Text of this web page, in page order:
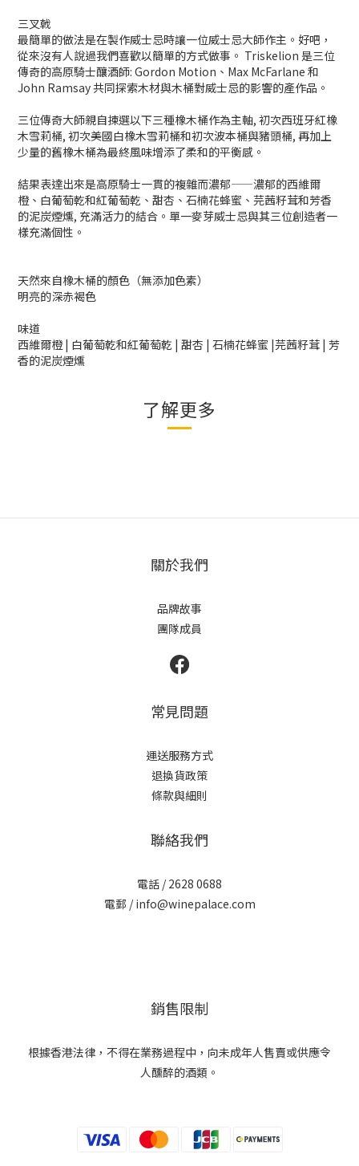
三叉戟
最簡單的做法是在製作威士忌時讓一位威士忌大師作主。好吧，
從來沒有人說過我們喜歡以簡單的方式做事。 Triskelion 是三位
傳奇的高原騎士釀酒師: Gordon Motion、Max McFarlane 和
John Ramsay 共同探索木材與木桶對威士忌的影響的產作品。
三位傳奇大師親自揀選以下三種橡木桶作為主軸, 初次西班牙紅橡
木雪莉桶, 初次美國白橡木雪莉桶和初次波本桶與豬頭桶, 再加上
少量的舊橡木桶為最終風味增添了柔和的平衡感。
結果表達出來是高原騎士一貫的複雜而濃郁——濃郁的西維爾
橙、白葡萄乾和紅葡萄乾、甜杏、石楠花蜂蜜、芫茜籽茸和芳香
的泥炭煙燻, 充滿活力的結合。單一麥芽威士忌與其三位創造者一
樣充滿個性。
天然來自橡木桶的顏色（無添加色素）
明亮的深赤褐色
味道
西維爾橙 | 白葡萄乾和紅葡萄乾 | 甜杏 | 石楠花蜂蜜 |芫茜籽茸 | 芳
香的泥炭煙燻
了解更多
關於我們
品牌故事
團隊成員
常見問題
運送服務方式
退換貨政策
條款與細則
聯絡我們
電話 / 2628 0688
電郵 / info@winepalace.com
銷售限制
根據香港法律，不得在業務過程中，向未成年人售賣或供應令
人醺醉的酒類。